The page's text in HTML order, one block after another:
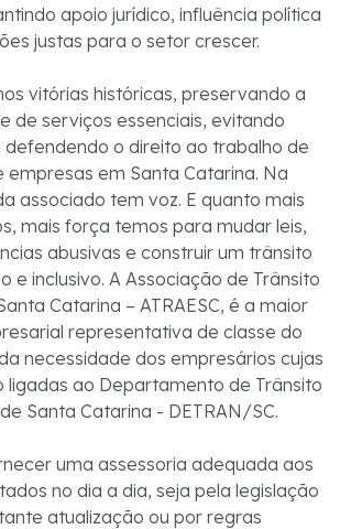
apoio jurídico, influência política
justas para o setor crescer.
vitórias históricas, preservando a
de serviços essenciais, evitando
defendendo o direito ao trabalho de
empresas em Santa Catarina. Na
associado tem voz. E quanto mais
mais força temos para mudar leis,
abusivas e construir um trânsito
e inclusivo. A Associação de Trânsito
Catarina – ATRAESC, é a maior
representativa de classe do
necessidade dos empresários cujas
ligadas ao Departamento de Trânsito
Santa Catarina - DETRAN/SC.
uma assessoria adequada aos
no dia a dia, seja pela legislação
atualização ou por regras